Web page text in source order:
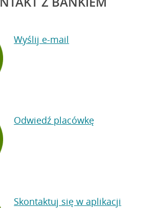
Wyślij e-mail
Odwiedź placówkę
Skontaktuj się w aplikacji